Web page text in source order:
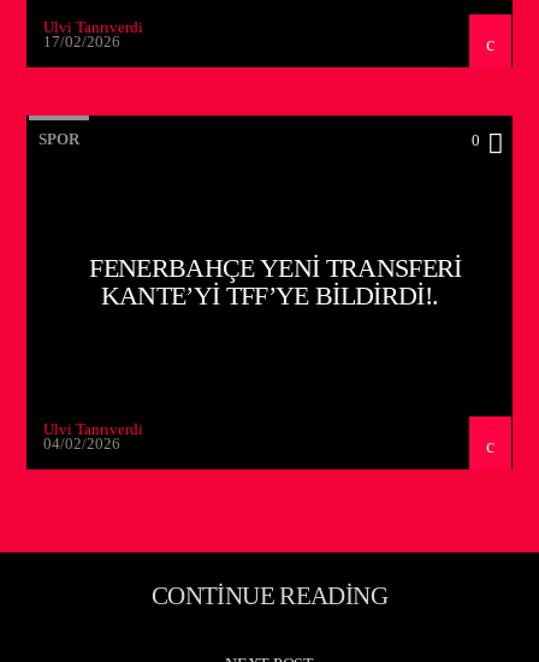
Ulvi Tanrıverdi
17/02/2026
SPOR 0
FENERBAHÇE YENI TRANSFERI
KANTE’Yİ TFF’YE BILDIRDI!.
Ulvi Tanrıverdi
04/02/2026
CONTINUE READING